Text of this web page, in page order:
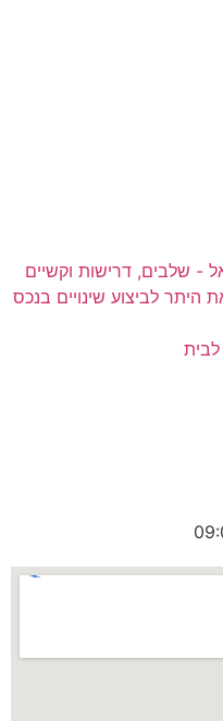
- שלבים, דרישות וקשיים
היתר לביצוע שינויים בנכס